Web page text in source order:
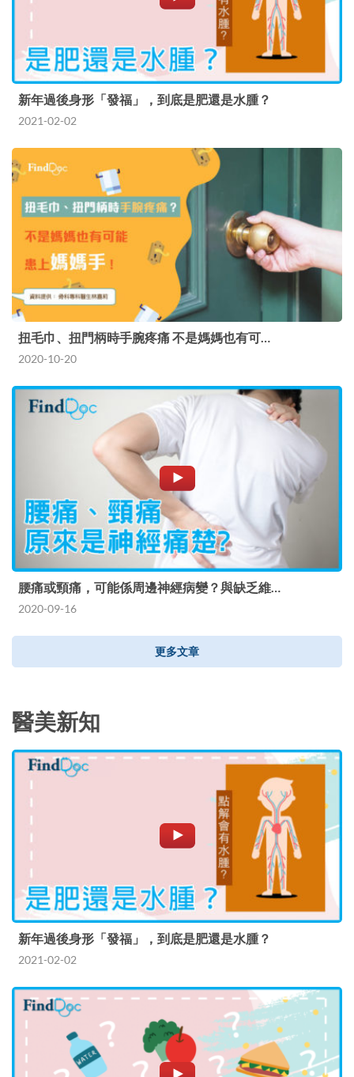
新年過後身形「發福」，到底是肥還是水腫？
2021-02-02
扭毛巾、扭門柄時手腕疼痛 不是媽媽也有可…
2020-10-20
腰痛或頸痛，可能係周邊神經病變？與缺乏維…
2020-09-16
更多文章
醫美新知
新年過後身形「發福」，到底是肥還是水腫？
2021-02-02